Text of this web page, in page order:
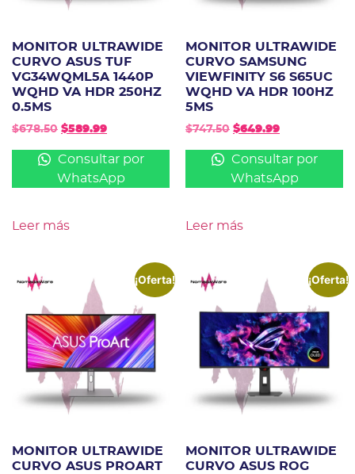
MONITOR ULTRAWIDE
CURVO ASUS TUF
VG34WQML5A 1440P
WQHD VA HDR 250HZ
0.5MS
$678.50 $589.99
Consultar por
WhatsApp
Leer más
MONITOR ULTRAWIDE
CURVO SAMSUNG
VIEWFINITY S6 S65UC
WQHD VA HDR 100HZ
5MS
$747.50 $649.99
Consultar por
WhatsApp
Leer más
¡Oferta!
MONITOR ULTRAWIDE
CURVO ASUS PROART
¡Oferta!
MONITOR ULTRAWIDE
CURVO ASUS ROG